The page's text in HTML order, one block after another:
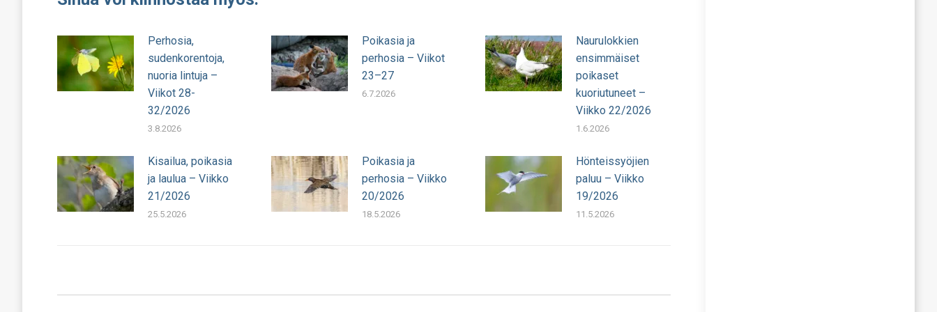
Perhosia,
sudenkorentoja,
nuoria lintuja –
Viikot 28-
32/2026
3.8.2026
Poikasia ja
perhosia – Viikot
23–27
6.7.2026
Naurulokkien
ensimmäiset
poikaset
kuoriutuneet –
Viikko 22/2026
1.6.2026
Kisailua, poikasia
ja laulua – Viikko
21/2026
25.5.2026
Poikasia ja
perhosia – Viikko
20/2026
18.5.2026
Hönteissyöjien
paluu – Viikko
19/2026
11.5.2026